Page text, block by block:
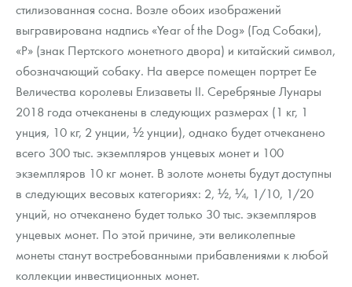
стилизованная сосна. Возле обоих изображений
выгравирована надпись «Year of the Dog» (Год Собаки),
«Р» (знак Пертского монетного двора) и китайский символ,
обозначающий собаку. На аверсе помещен портрет Ее
Величества королевы Елизаветы II. Серебряные Лунары
2018 года отчеканены в следующих размерах (1 кг, 1
унция, 10 кг, 2 унции, ½ унции), однако будет отчеканено
всего 300 тыс. экземпляров унцевых монет и 100
экземпляров 10 кг монет. В золоте монеты будут доступны
в следующих весовых категориях: 2, ½, ¼, 1/10, 1/20
унций, но отчеканено будет только 30 тыс. экземпляров
унцевых монет. По этой причине, эти великолепные
монеты станут востребованными прибавлениями к любой
коллекции инвестиционных монет.